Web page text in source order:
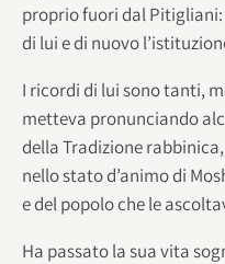
proprio fuori dal
di lui e di nuovo
I ricordi di lui sono tanti,
metteva pronunciando
della Tradizione
nello stato d’animo di
e del popolo che le
Ha passato la sua vita